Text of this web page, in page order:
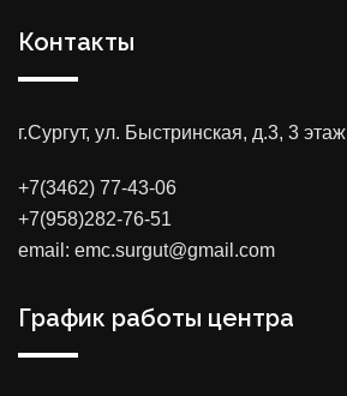
Контакты
г.Сургут, ул. Быстринская, д.3, 3 этаж
+7(3462) 77-43-06
+7(958)282-76-51
email: emc.surgut@gmail.com
График работы центра